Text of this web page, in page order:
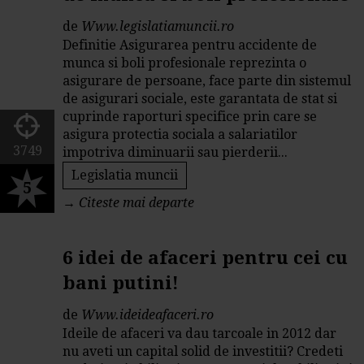
de Www.legislatiamuncii.ro
Definitie Asigurarea pentru accidente de
munca si boli profesionale reprezinta o
asigurare de persoane, face parte din sistemul
de asigurari sociale, este garantata de stat si
cuprinde raporturi specifice prin care se
asigura protectia sociala a salariatilor
impotriva diminuarii sau pierderii...
Legislatia muncii
→ Citeste mai departe
3749
5
6 idei de afaceri pentru cei cu
bani putini!
de Www.ideideafaceri.ro
Ideile de afaceri va dau tarcoale in 2012 dar
nu aveti un capital solid de investitii? Credeti